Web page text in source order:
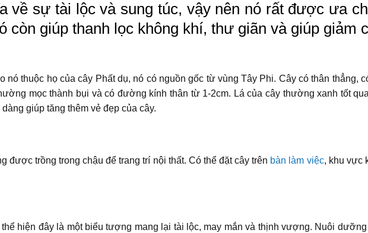
về sự tài lộc và sung túc, vậy nên nó rất được ưa
còn giúp thanh lọc không khí, thư giãn và giúp giảm
nó thuộc họ của cây Phất dụ, nó có nguồn gốc từ vùng Tây Phi. Cây có thân thẳng,
mọc thành bụi và có đường kính thân từ 1-2cm. Lá của cây thường xanh tốt
giúp tăng thêm vẻ đẹp của cây.
được trồng trong chậu để trang trí nội thất. Có thể đặt cây trên bàn làm việc, khu vực
hiện đây là một biểu tượng mang lại tài lộc, may mắn và thịnh vượng. Nuôi